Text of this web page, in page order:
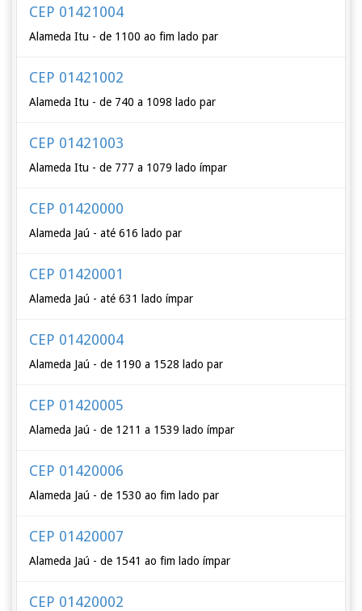
CEP 01421004
Alameda Itu - de 1100 ao fim lado par
CEP 01421002
Alameda Itu - de 740 a 1098 lado par
CEP 01421003
Alameda Itu - de 777 a 1079 lado ímpar
CEP 01420000
Alameda Jaú - até 616 lado par
CEP 01420001
Alameda Jaú - até 631 lado ímpar
CEP 01420004
Alameda Jaú - de 1190 a 1528 lado par
CEP 01420005
Alameda Jaú - de 1211 a 1539 lado ímpar
CEP 01420006
Alameda Jaú - de 1530 ao fim lado par
CEP 01420007
Alameda Jaú - de 1541 ao fim lado ímpar
CEP 01420002